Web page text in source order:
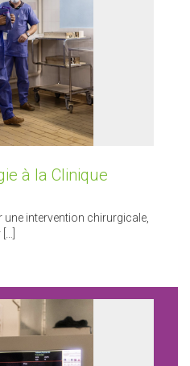
à la Clinique
une intervention chirurgicale,